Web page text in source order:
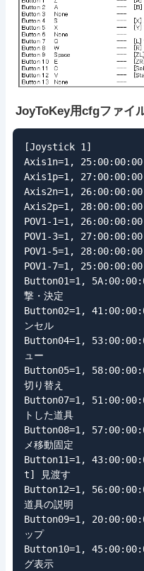
JoyToKey用cfgファイ
[Joystick 1]
Axis1n=1,
Axis1p=1,
Axis2n=1,
Axis2p=1,
POV1-1=1,
POV1-3=1,
POV1-5=1,
POV1-7=1,
Button01=1,
撃・決定
Button02=1,
ンセル
Button04=1,
ュー
Button05=1,
切り替え
Button07=1,
トした道具
Button08=1,
メ移動固定
Button11=1,
t] 見渡す
Button12=1,
道具の説明
Button09=1,
ップ
Button10=1,
グ表示